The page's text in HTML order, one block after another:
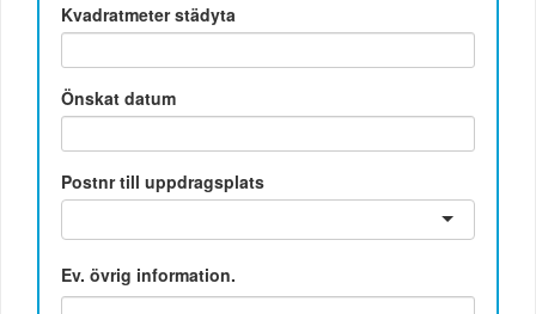
Kvadratmeter städyta
Önskat datum
Postnr till uppdragsplats
Ev. övrig information.